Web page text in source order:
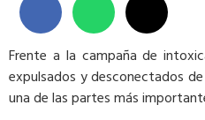
Frente a la campaña de
expulsados y desconectados
una de las partes más